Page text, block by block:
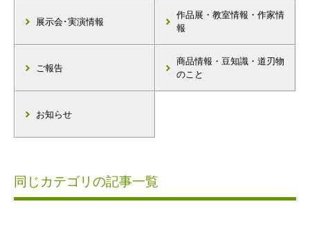
展示会･実演情報
作品展・教室情報・作家情
報
ご報告
商品情報・豆知識・道刃物
のこと
お知らせ
同じカテゴリの記事一覧